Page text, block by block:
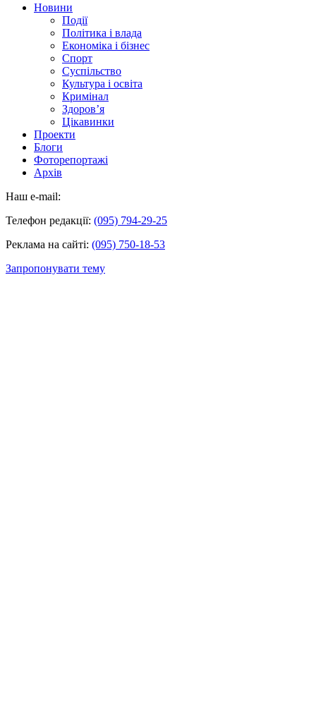
Новини
Події
Політика і влада
Економіка і бізнес
Спорт
Суспільство
Культура і освіта
Кримінал
Здоров’я
Цікавинки
Проекти
Блоги
Фоторепортажі
Архів
Наш e-mail:
Телефон редакції: (095) 794-29-25
Реклама на сайті: (095) 750-18-53
Запропонувати тему